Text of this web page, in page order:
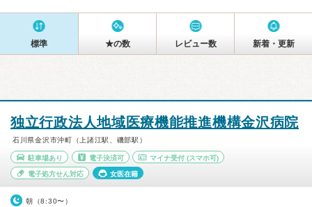
標準 ★の数 レビュー数 新着・更新
独立行政法人地域医療機能推進機構金沢病院
石川県金沢市沖町（上諸江駅、磯部駅）
駐車場あり 電子決済可 マイナ受付 (スマホ可)
電子処方せん対応 女医在籍
朝（8:30〜）